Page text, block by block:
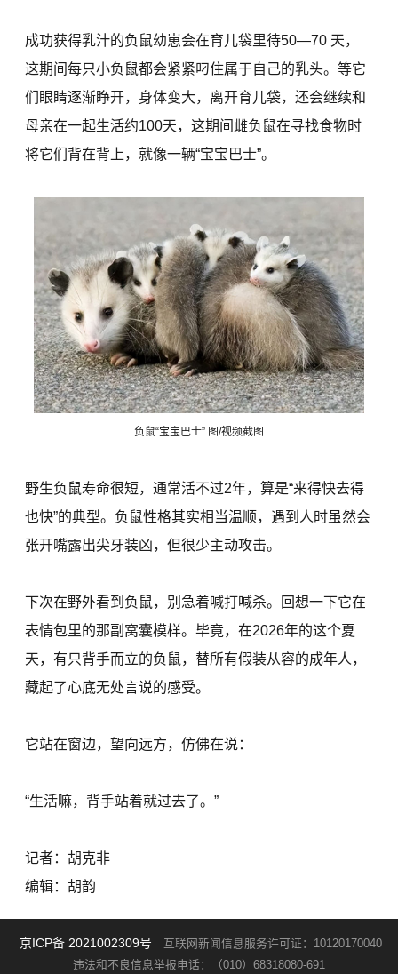
成功获得乳汁的负鼠幼崽会在育儿袋里待50—70 天，
这期间每只小负鼠都会紧紧叼住属于自己的乳头。等它
们眼睛逐渐睁开，身体变大，离开育儿袋，还会继续和
母亲在一起生活约100天，这期间雌负鼠在寻找食物时
将它们背在背上，就像一辆“宝宝巴士”。
负鼠“宝宝巴士” 图/视频截图
野生负鼠寿命很短，通常活不过2年，算是“来得快去得
也快”的典型。负鼠性格其实相当温顺，遇到人时虽然会
张开嘴露出尖牙装凶，但很少主动攻击。
下次在野外看到负鼠，别急着喊打喊杀。回想一下它在
表情包里的那副窝囊模样。毕竟，在2026年的这个夏
天，有只背手而立的负鼠，替所有假装从容的成年人，
藏起了心底无处言说的感受。
它站在窗边，望向远方，仿佛在说：
“生活嘛，背手站着就过去了。”
记者：胡克非
编辑：胡韵
京ICP备 2021002309号 互联网新闻信息服务许可证：10120170040
违法和不良信息举报电话：（010）68318080-691